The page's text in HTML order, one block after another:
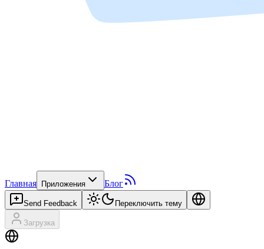
Главная Приложения Блог
Send Feedback Переключить тему
Загрузка